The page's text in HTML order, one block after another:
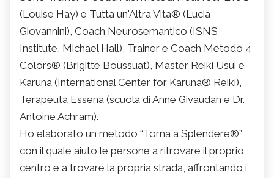
(Louise Hay) e Tutta un'Altra Vita® (Lucia
Giovannini), Coach Neurosemantico (ISNS
Institute, Michael Hall), Trainer e Coach Metodo 4
Colors® (Brigitte Boussuat), Master Reiki Usui e
Karuna (International Center for Karuna® Reiki),
Terapeuta Essena (scuola di Anne Givaudan e Dr.
Antoine Achram).
Ho elaborato un metodo “Torna a Splendere®”
con il quale aiuto le persone a ritrovare il proprio
centro e a trovare la propria strada, affrontando i